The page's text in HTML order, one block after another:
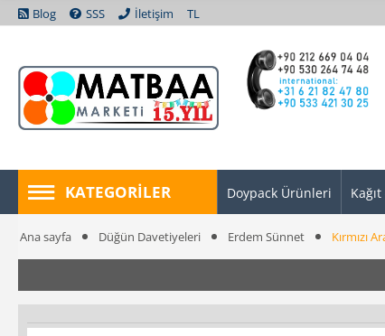
Blog SSS İletişim TL
KATEGORILER Doypack Ürünleri
Ana sayfa Düğün Davetiyeleri Erdem Sünnet Kırmızı